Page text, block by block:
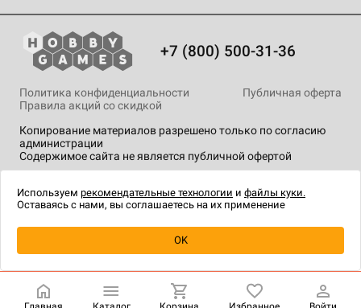
Уведомить о наличии
+7 (800) 500-31-36
Копирование материалов разрешено только по согласию
администрации
Содержимое сайта не является публичной офертой
Политика конфиденциальности
Публичная оферта
Правила акций со скидкой
технологии.
Используем рекомендательные технологии и файлы куки.
Оставаясь с нами, вы соглашаетесь на их применение
OK